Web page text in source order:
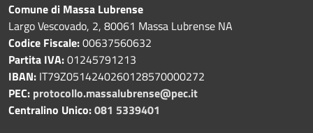
Comune di Massa Lubrense
Largo Vescovado, 2, 80061 Massa Lubrense NA
Codice Fiscale:00637560632
Partita IVA:01245791213
IBAN: IT79Z0514240260128570000272
PEC: protocollo.massalubrense@pec.it
Centralino Unico:081 5339401